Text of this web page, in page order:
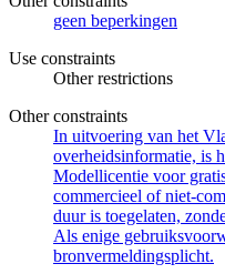
geen beperkingen
Use constraints
Other restrictions
Other constraints
In uitvoering van het
overheidsinformatie, is
Modellicentie voor
commercieel of niet-
duur is toegelaten,
Als enige
bronvermeldingsplicht.